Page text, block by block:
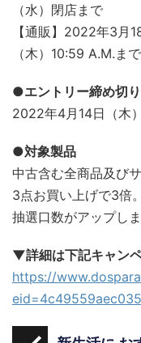
（水）閉店まで
【通販】2022年3月
（木）10:59 A.M.まで
●エントリー締め切り
2022年4月14日（木
●対象製品
中古含む全商品及び
3点お買い上げで3倍
抽選口数がアップしま
▼詳細は下記キャン
https://